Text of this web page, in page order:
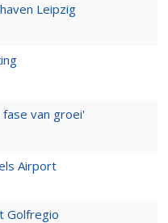
Leipzig
van groei'
Airport
Golfregio